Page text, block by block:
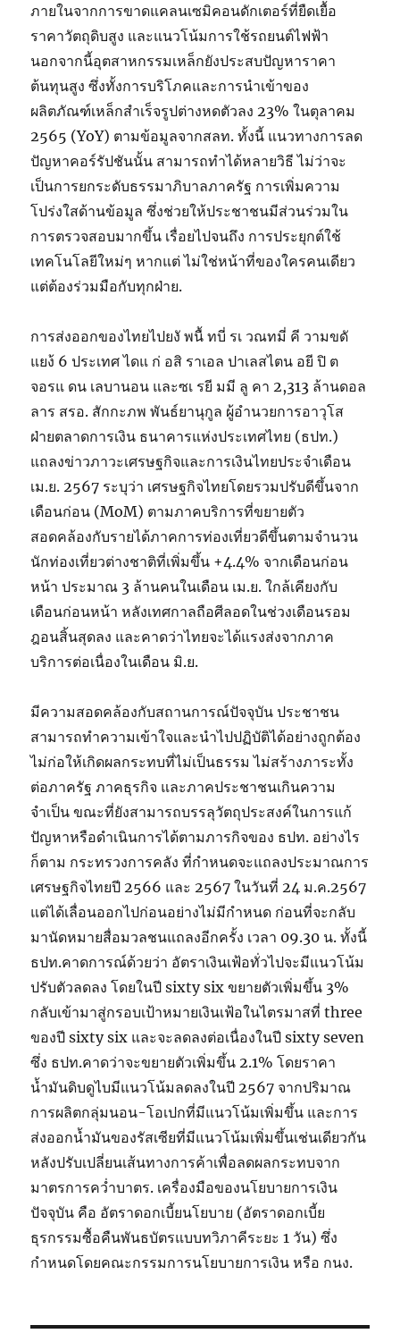
ภายในจากการขาดแคลนเซมิคอนดักเตอร์ที่ยืดเยื้อ
ราคาวัตถุดิบสูง และแนวโน้มการใช้รถยนต์ไฟฟ้า
นอกจากนี้อุตสาหกรรมเหล็กยังประสบปัญหาราคา
ต้นทุนสูง ซึ่งทั้งการบริโภคและการนำเข้าของ
ผลิตภัณฑ์เหล็กสำเร็จรูปต่างหดตัวลง 23% ในตุลาคม
2565 (YoY) ตามข้อมูลจากสลท. ทั้งนี้ แนวทางการลด
ปัญหาคอร์รัปชันนั้น สามารถทำได้หลายวิธี ไม่ว่าจะ
เป็นการยกระดับธรรมาภิบาลภาครัฐ การเพิ่มความ
โปร่งใสด้านข้อมูล ซึ่งช่วยให้ประชาชนมีส่วนร่วมใน
การตรวจสอบมากขึ้น เรื่อยไปจนถึง การประยุกต์ใช้
เทคโนโลยีใหม่ๆ หากแต่ ไม่ใช่หน้าที่ของใครคนเดียว
แต่ต้องร่วมมือกับทุกฝ่าย.
การส่งออกของไทยไปยงั พนื้ ทบี่ รเ วณทมี่ คี วามขดั
แยง้ 6 ประเทศ ไดแ ก่ อสิ ราเอล ปาเลสไตน อยี ปิ ต
จอรแ ดน เลบานอน และซเ รยี มมี ลู คา 2,313 ล้านดอล
ลาร สรอ. สักกะภพ พันธ์ยานุกูล ผู้อำนวยการอาวุโส
ฝ่ายตลาดการเงิน ธนาคารแห่งประเทศไทย (ธปท.)
แถลงข่าวภาวะเศรษฐกิจและการเงินไทยประจำเดือน
เม.ย. 2567 ระบุว่า เศรษฐกิจไทยโดยรวมปรับดีขึ้นจาก
เดือนก่อน (MoM) ตามภาคบริการที่ขยายตัว
สอดคล้องกับรายได้ภาคการท่องเที่ยวดีขึ้นตามจำนวน
นักท่องเที่ยวต่างชาติที่เพิ่มขึ้น +4.4% จากเดือนก่อน
หน้า ประมาณ 3 ล้านคนในเดือน เม.ย. ใกล้เคียงกับ
เดือนก่อนหน้า หลังเทศกาลถือศีลอดในช่วงเดือนรอม
ฎอนสิ้นสุดลง และคาดว่าไทยจะได้แรงส่งจากภาค
บริการต่อเนื่องในเดือน มิ.ย.
มีความสอดคล้องกับสถานการณ์ปัจจุบัน ประชาชน
สามารถทำความเข้าใจและนำไปปฏิบัติได้อย่างถูกต้อง
ไม่ก่อให้เกิดผลกระทบที่ไม่เป็นธรรม ไม่สร้างภาระทั้ง
ต่อภาครัฐ ภาคธุรกิจ และภาคประชาชนเกินความ
จำเป็น ขณะที่ยังสามารถบรรลุวัตถุประสงค์ในการแก้
ปัญหาหรือดำเนินการได้ตามภารกิจของ ธปท. อย่างไร
ก็ตาม กระทรวงการคลัง ที่กำหนดจะแถลงประมาณการ
เศรษฐกิจไทยปี 2566 และ 2567 ในวันที่ 24 ม.ค.2567
แต่ได้เลื่อนออกไปก่อนอย่างไม่มีกำหนด ก่อนที่จะกลับ
มานัดหมายสื่อมวลชนแถลงอีกครั้ง เวลา 09.30 น. ทั้งนี้
ธปท.คาดการณ์ด้วยว่า อัตราเงินเฟ้อทั่วไปจะมีแนวโน้ม
ปรับตัวลดลง โดยในปี sixty six ขยายตัวเพิ่มขึ้น 3%
กลับเข้ามาสู่กรอบเป้าหมายเงินเฟ้อในไตรมาสที่ three
ของปี sixty six และจะลดลงต่อเนื่องในปี sixty seven
ซึ่ง ธปท.คาดว่าจะขยายตัวเพิ่มขึ้น 2.1% โดยราคา
น้ำมันดิบดูไบมีแนวโน้มลดลงในปี 2567 จากปริมาณ
การผลิตกลุ่มนอน-โอเปกที่มีแนวโน้มเพิ่มขึ้น และการ
ส่งออกน้ำมันของรัสเซียที่มีแนวโน้มเพิ่มขึ้นเช่นเดียวกัน
หลังปรับเปลี่ยนเส้นทางการค้าเพื่อลดผลกระทบจาก
มาตรการคว่ำบาตร. เครื่องมือของนโยบายการเงิน
ปัจจุบัน คือ อัตราดอกเบี้ยนโยบาย (อัตราดอกเบี้ย
ธุรกรรมซื้อคืนพันธบัตรแบบทวิภาคีระยะ 1 วัน) ซึ่ง
กำหนดโดยคณะกรรมการนโยบายการเงิน หรือ กนง.